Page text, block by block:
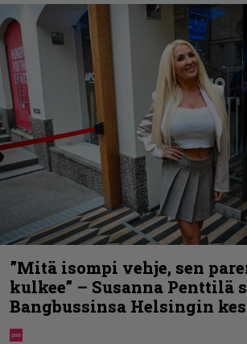
”Mitä isompi vehje, sen
kulkee” – Susanna Penttilä
Bangbussinsa Helsingin